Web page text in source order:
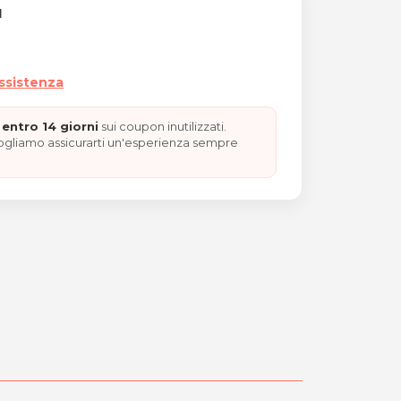
persone “REGALO
14 giorni sui coupon inutilizzati.
assicurarti un'esperienza sempre